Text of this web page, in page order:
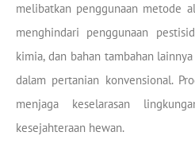
melibatkan penggunaan metode
menghindari penggunaan
kimia, dan bahan tambahan
dalam pertanian konvensional.
menjaga keselarasan
kesejahteraan hewan.